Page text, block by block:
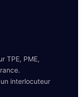
TPE, PME,
interlocuteur